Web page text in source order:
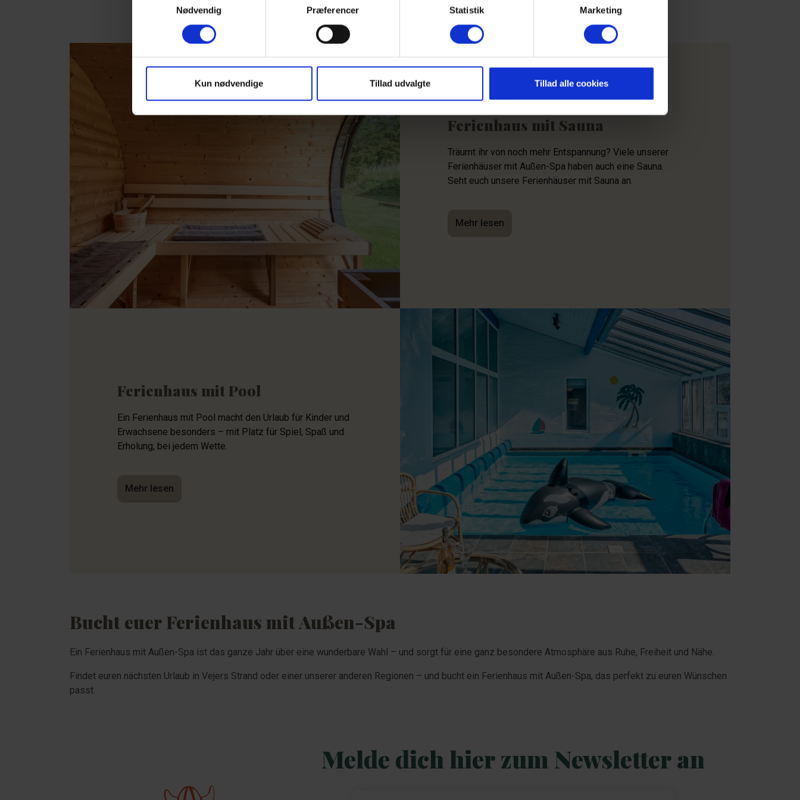
Nødvendig
Præferencer Statistik Marketing
Kun nødvendige Tillad udvalgte Tillad alle cookies
Ferienhaus mit Sauna
Träumt ihr von noch mehr Entspannung? Viele unserer
Ferienhäuser mit Außen-Spa haben auch eine Sauna.
Seht euch unsere Ferienhäuser mit Sauna an.
Mehr lesen
Ferienhaus mit Pool
Ein Ferienhaus mit Pool macht den Urlaub für Kinder und
Erwachsene besonders – mit Platz für Spiel, Spaß und
Erholung, bei jedem Wette.
Mehr lesen
Bucht euer Ferienhaus mit Außen-Spa
Ein Ferienhaus mit Außen-Spa ist das ganze Jahr über eine wunderbare Wahl – und sorgt für eine ganz besondere Atmosphäre aus Ruhe, Freiheit und Nähe.
Findet euren nächsten Urlaub in Vejers Strand oder einer unserer anderen Regionen – und bucht ein Ferienhaus mit Außen-Spa, das perfekt zu euren Wünschen
passt.
Melde dich hier zum Newsletter an